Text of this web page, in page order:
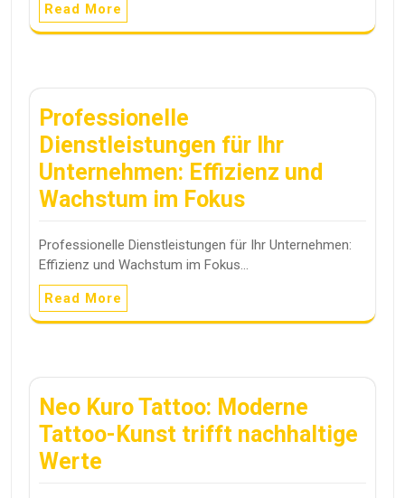
Read More
Professionelle
Dienstleistungen für Ihr
Unternehmen: Effizienz und
Wachstum im Fokus
Professionelle Dienstleistungen für Ihr Unternehmen:
Effizienz und Wachstum im Fokus…
Read More
Neo Kuro Tattoo: Moderne
Tattoo-Kunst trifft nachhaltige
Werte